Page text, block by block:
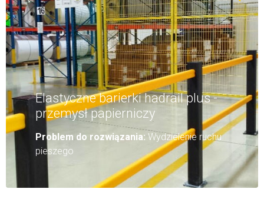
Elastyczne barierki hadrail plus -
przemysł papierniczy
Problem do rozwiązania: Wydzielenie ruchu
pieszego